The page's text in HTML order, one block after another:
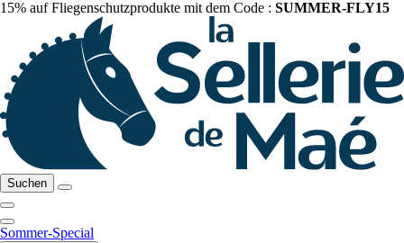
15% auf Fliegenschutzprodukte mit dem Code : SUMMER-FLY15
Suchen
Sommer-Special